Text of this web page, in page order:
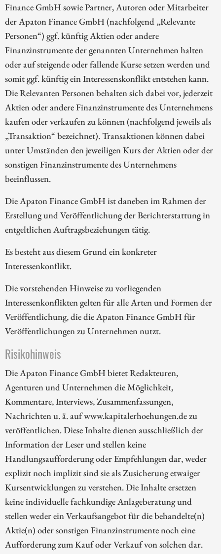
Finance GmbH sowie Partner, Autoren oder Mitarbeiter
der Apaton Finance GmbH (nachfolgend „Relevante
Personen“) ggf. künftig Aktien oder andere
Finanzinstrumente der genannten Unternehmen halten
oder auf steigende oder fallende Kurse setzen werden und
somit ggf. künftig ein Interessenskonflikt entstehen kann.
Die Relevanten Personen behalten sich dabei vor, jederzeit
Aktien oder andere Finanzinstrumente des Unternehmens
kaufen oder verkaufen zu können (nachfolgend jeweils als
„Transaktion“ bezeichnet). Transaktionen können dabei
unter Umständen den jeweiligen Kurs der Aktien oder der
sonstigen Finanzinstrumente des Unternehmens
beeinflussen.
Die Apaton Finance GmbH ist daneben im Rahmen der
Erstellung und Veröffentlichung der Berichterstattung in
entgeltlichen Auftragsbeziehungen tätig.
Es besteht aus diesem Grund ein konkreter
Interessenkonflikt.
Die vorstehenden Hinweise zu vorliegenden
Interessenkonflikten gelten für alle Arten und Formen der
Veröffentlichung, die die Apaton Finance GmbH für
Veröffentlichungen zu Unternehmen nutzt.
Risikohinweis
Die Apaton Finance GmbH bietet Redakteuren,
Agenturen und Unternehmen die Möglichkeit,
Kommentare, Interviews, Zusammenfassungen,
Nachrichten u. ä. auf www.kapitalerhoehungen.de zu
veröffentlichen. Diese Inhalte dienen ausschließlich der
Information der Leser und stellen keine
Handlungsaufforderung oder Empfehlungen dar, weder
explizit noch implizit sind sie als Zusicherung etwaiger
Kursentwicklungen zu verstehen. Die Inhalte ersetzen
keine individuelle fachkundige Anlageberatung und
stellen weder ein Verkaufsangebot für die behandelte(n)
Aktie(n) oder sonstigen Finanzinstrumente noch eine
Aufforderung zum Kauf oder Verkauf von solchen dar.